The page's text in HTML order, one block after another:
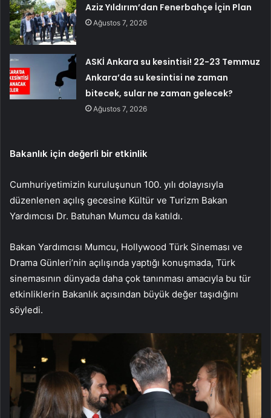
Aziz Yıldırım’dan Fenerbahçe İçin Plan
Ağustos 7, 2026
ASKİ Ankara su kesintisi! 22-23 Temmuz
Ankara’da su kesintisi ne zaman
bitecek, sular ne zaman gelecek?
Ağustos 7, 2026
Bakanlık için değerli bir etkinlik
Cumhuriyetimizin kuruluşunun 100. yılı dolayısıyla
düzenlenen açılış gecesine Kültür ve Turizm Bakan
Yardımcısı Dr. Batuhan Mumcu da katıldı.
Bakan Yardımcısı Mumcu, Hollywood Türk Sineması ve
Drama Günleri’nin açılışında yaptığı konuşmada, Türk
sinemasının dünyada daha çok tanınması amacıyla bu tür
etkinliklerin Bakanlık açısından büyük değer taşıdığını
söyledi.